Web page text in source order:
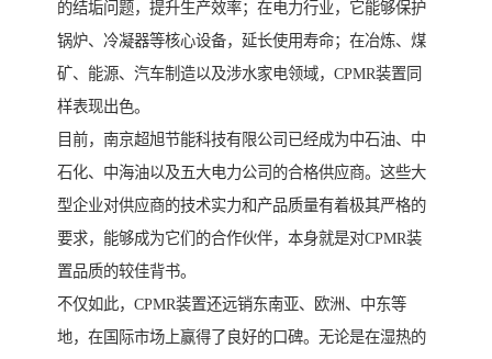
的结垢问题，提升生产效率；在电力行业，它能够保护
锅炉、冷凝器等核心设备，延长使用寿命；在冶炼、煤
矿、能源、汽车制造以及涉水家电领域，CPMR装置同
样表现出色。
目前，南京超旭节能科技有限公司已经成为中石油、中
石化、中海油以及五大电力公司的合格供应商。这些大
型企业对供应商的技术实力和产品质量有着极其严格的
要求，能够成为它们的合作伙伴，本身就是对CPMR装
置品质的较佳背书。
不仅如此，CPMR装置还远销东南亚、欧洲、中东等
地，在国际市场上赢得了良好的口碑。无论是在湿热的